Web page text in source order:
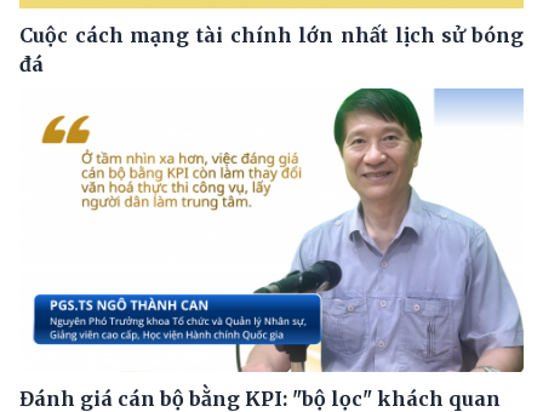
Cuộc cách mạng tài chính lớn nhất lịch sử bóng
đá
Đánh giá cán bộ bằng KPI: "bộ lọc" khách quan